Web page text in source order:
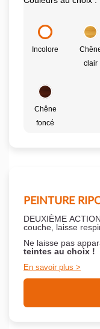
Incolore
clair
Chêne
foncé
PEINTURE
DEUXIÈME
couche, laisse
Ne laisse pas
teintes au choix !
En savoir plus